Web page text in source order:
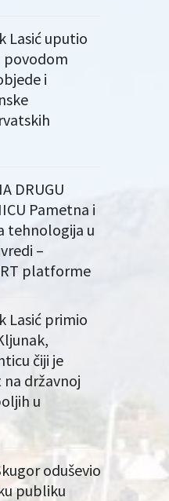
Lasić uputio
povodom
i
DRUGU
Pametna i
tehnologija u
–
platforme
Lasić primio
čiji je
državnoj
u
oduševio
publiku